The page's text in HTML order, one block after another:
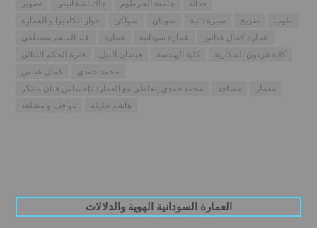
تصوير
جاك اشخانيص جامعة الخرطوم
حداثة
حوار الكاميرا و العمارة
سواكن سودان سيرة ذاتية ضريح
طوب
عبد المنعم مصطفى
عمارة عمارة سودانية
عمارة كمال عباس
فترة الحكم الثنائي
فيضان النيل كلية الهندسة
كلية غردون التذكارية
كمال عباس
محمد حمدي
محمد حمدي يتعاطى مع العمارة بإحساس فنان مبتكر
مساجد
معمار
مواقف و مشاهد
هاشم خليفة
العمارة السودانية الهوية والدلالات